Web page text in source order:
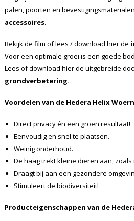
palen, poorten en
accessoires.
Bekijk de film of lees / download hier de
Voor een optimale groei is een goede
Lees of download hier de uitgebreide
grondverbetering.
Voordelen van de Hedera Helix
Direct privacy én een groen resultaat!
Eenvoudig en snel te plaatsen.
Weinig onderhoud.
De haag trekt kleine dieren aan, zoals
Draagt bij aan een gezondere
Stimuleert de biodiversiteit!
Producteigenschappen van de